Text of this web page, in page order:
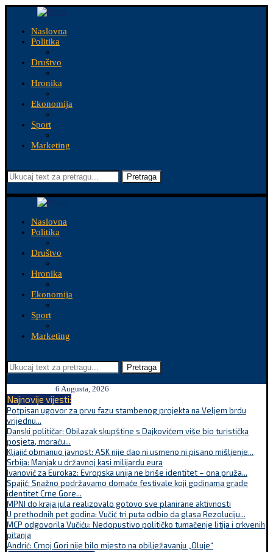
Naslovna
Politika
Društvo
Hronika
Ekonomija
Sport
Marketing
Pretraga
Naslovna
Politika
Društvo
Hronika
Ekonomija
Sport
Marketing
Pretraga
6 Augusta, 2026
Najnovije vijesti:
Potpisan ugovor za prvu fazu stambenog projekta na Veljem brdu
vrijednu...
Danski političar: Obilazak skupštine s Dajkovićem više bio turistička
posjeta, moraću...
Kljajić obmanuo javnost: ASK nije dao ni usmeno ni pisano mišljenje...
Srbija: Manjak u državnoj kasi milijardu eura
Ivanović za Eurokaz: Evropska unija ne briše identitet – ona pruža...
Spajić: Snažno podržavamo domaće festivale koji godinama grade
identitet Crne Gore...
MPNI do kraja jula realizovalo gotovo sve planirane aktivnosti
U prethodnih pet godina: Vučić tri puta odbio da glasa Rezoluciju...
MCP odgovorila Vučiću: Nedopustivo političko tumačenje litija i crkvenih
pitanja
Andrić: Crnoj Gori nije bilo mjesto na obilježavanju „Oluje“